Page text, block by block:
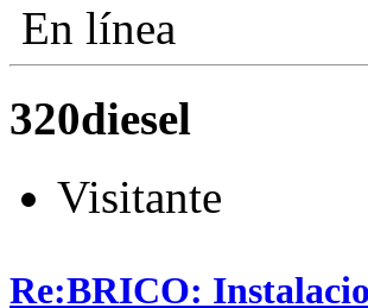
En línea
320diesel
Visitante
Re:BRICO: